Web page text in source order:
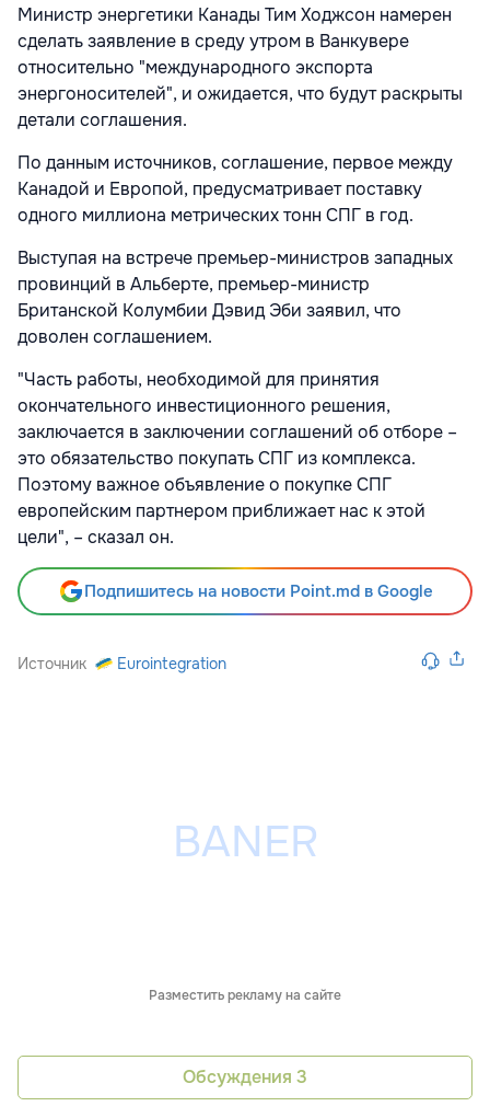
Министр энергетики Канады Тим Ходжсон намерен
сделать заявление в среду утром в Ванкувере
относительно "международного экспорта
энергоносителей", и ожидается, что будут раскрыты
детали соглашения.
По данным источников, соглашение, первое между
Канадой и Европой, предусматривает поставку
одного миллиона метрических тонн СПГ в год.
Выступая на встрече премьер-министров западных
провинций в Альберте, премьер-министр
Британской Колумбии Дэвид Эби заявил, что
доволен соглашением.
"Часть работы, необходимой для принятия
окончательного инвестиционного решения,
заключается в заключении соглашений об отборе –
это обязательство покупать СПГ из комплекса.
Поэтому важное объявление о покупке СПГ
европейским партнером приближает нас к этой
цели", – сказал он.
Подпишитесь на новости Point.md в Google
Источник Eurointegration
Разместить рекламу на сайте
Обсуждения 3